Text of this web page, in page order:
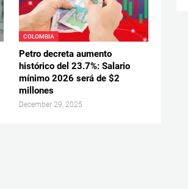
COLOMBIA
Petro decreta aumento
histórico del 23.7%: Salario
mínimo 2026 será de $2
millones
December 29, 2025